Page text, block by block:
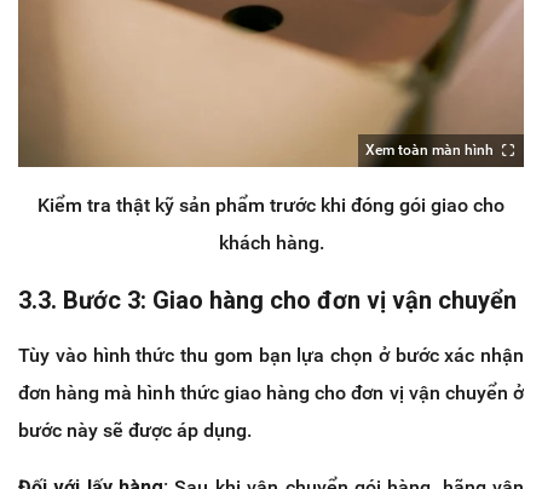
Xem toàn màn hình
Kiểm tra thật kỹ sản phẩm trước khi đóng gói giao cho
khách hàng.
3.3. Bước 3: Giao hàng cho đơn vị vận chuyển
Tùy vào hình thức thu gom bạn lựa chọn ở bước xác nhận
đơn hàng mà hình thức giao hàng cho đơn vị vận chuyển ở
bước này sẽ được áp dụng.